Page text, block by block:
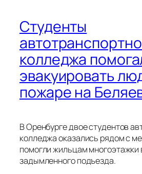
Студенты
колледжа
эвакуировать
пожаре на
В Оренбурге двое студентов
колледжа оказались рядом с
помогли жильцам многоэтажки
задымленного подъезда.